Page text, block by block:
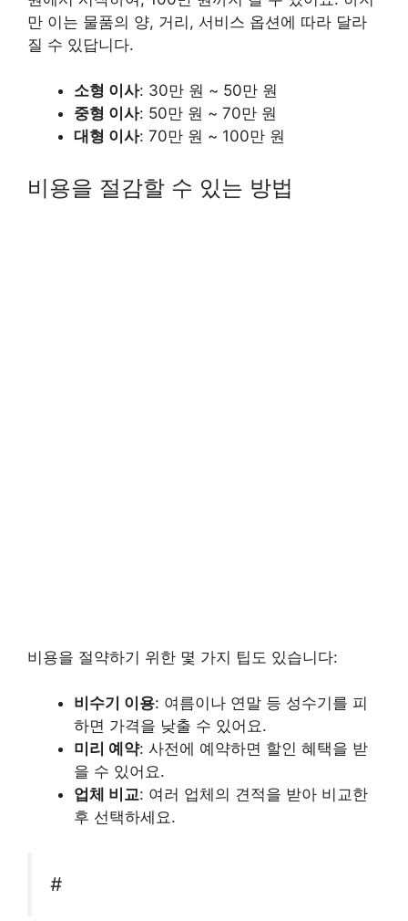
만 이는 물품의 양, 거리, 서비스 옵션에 따라 달라
질 수 있답니다.
소형 이사: 30만 원 ~ 50만 원
중형 이사: 50만 원 ~ 70만 원
대형 이사: 70만 원 ~ 100만 원
비용을 절감할 수 있는 방법
비용을 절약하기 위한 몇 가지 팁도 있습니다:
비수기 이용: 여름이나 연말 등 성수기를 피
하면 가격을 낮출 수 있어요.
미리 예약: 사전에 예약하면 할인 혜택을 받
을 수 있어요.
업체 비교: 여러 업체의 견적을 받아 비교한
후 선택하세요.
#